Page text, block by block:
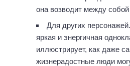
она возводит между
Для других
яркая и энергичная
иллюстрирует, как даже
жизнерадостные люди